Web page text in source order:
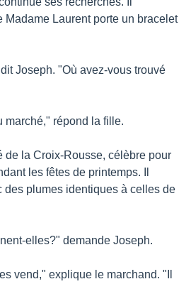
Madame Laurent porte un bracelet
Joseph. "Où avez-vous trouvé
marché," répond la fille.
de la Croix-Rousse, célèbre pour
les fêtes de printemps. Il
des plumes identiques à celles de
elles?" demande Joseph.
vend," explique le marchand. "Il